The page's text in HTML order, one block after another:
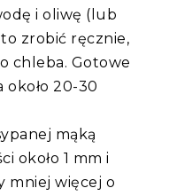
i oliwę (lub
zrobić ręcznie,
chleba. Gotowe
około 20-30
mąką
około 1 mm i
mniej więcej o